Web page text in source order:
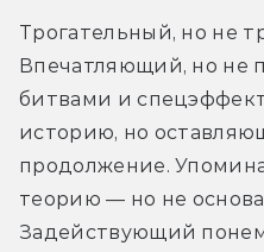
Трогательный, но не
Впечатляющий, но не
битвами и
историю, но
продолжение.
теорию — но не
Задействующий